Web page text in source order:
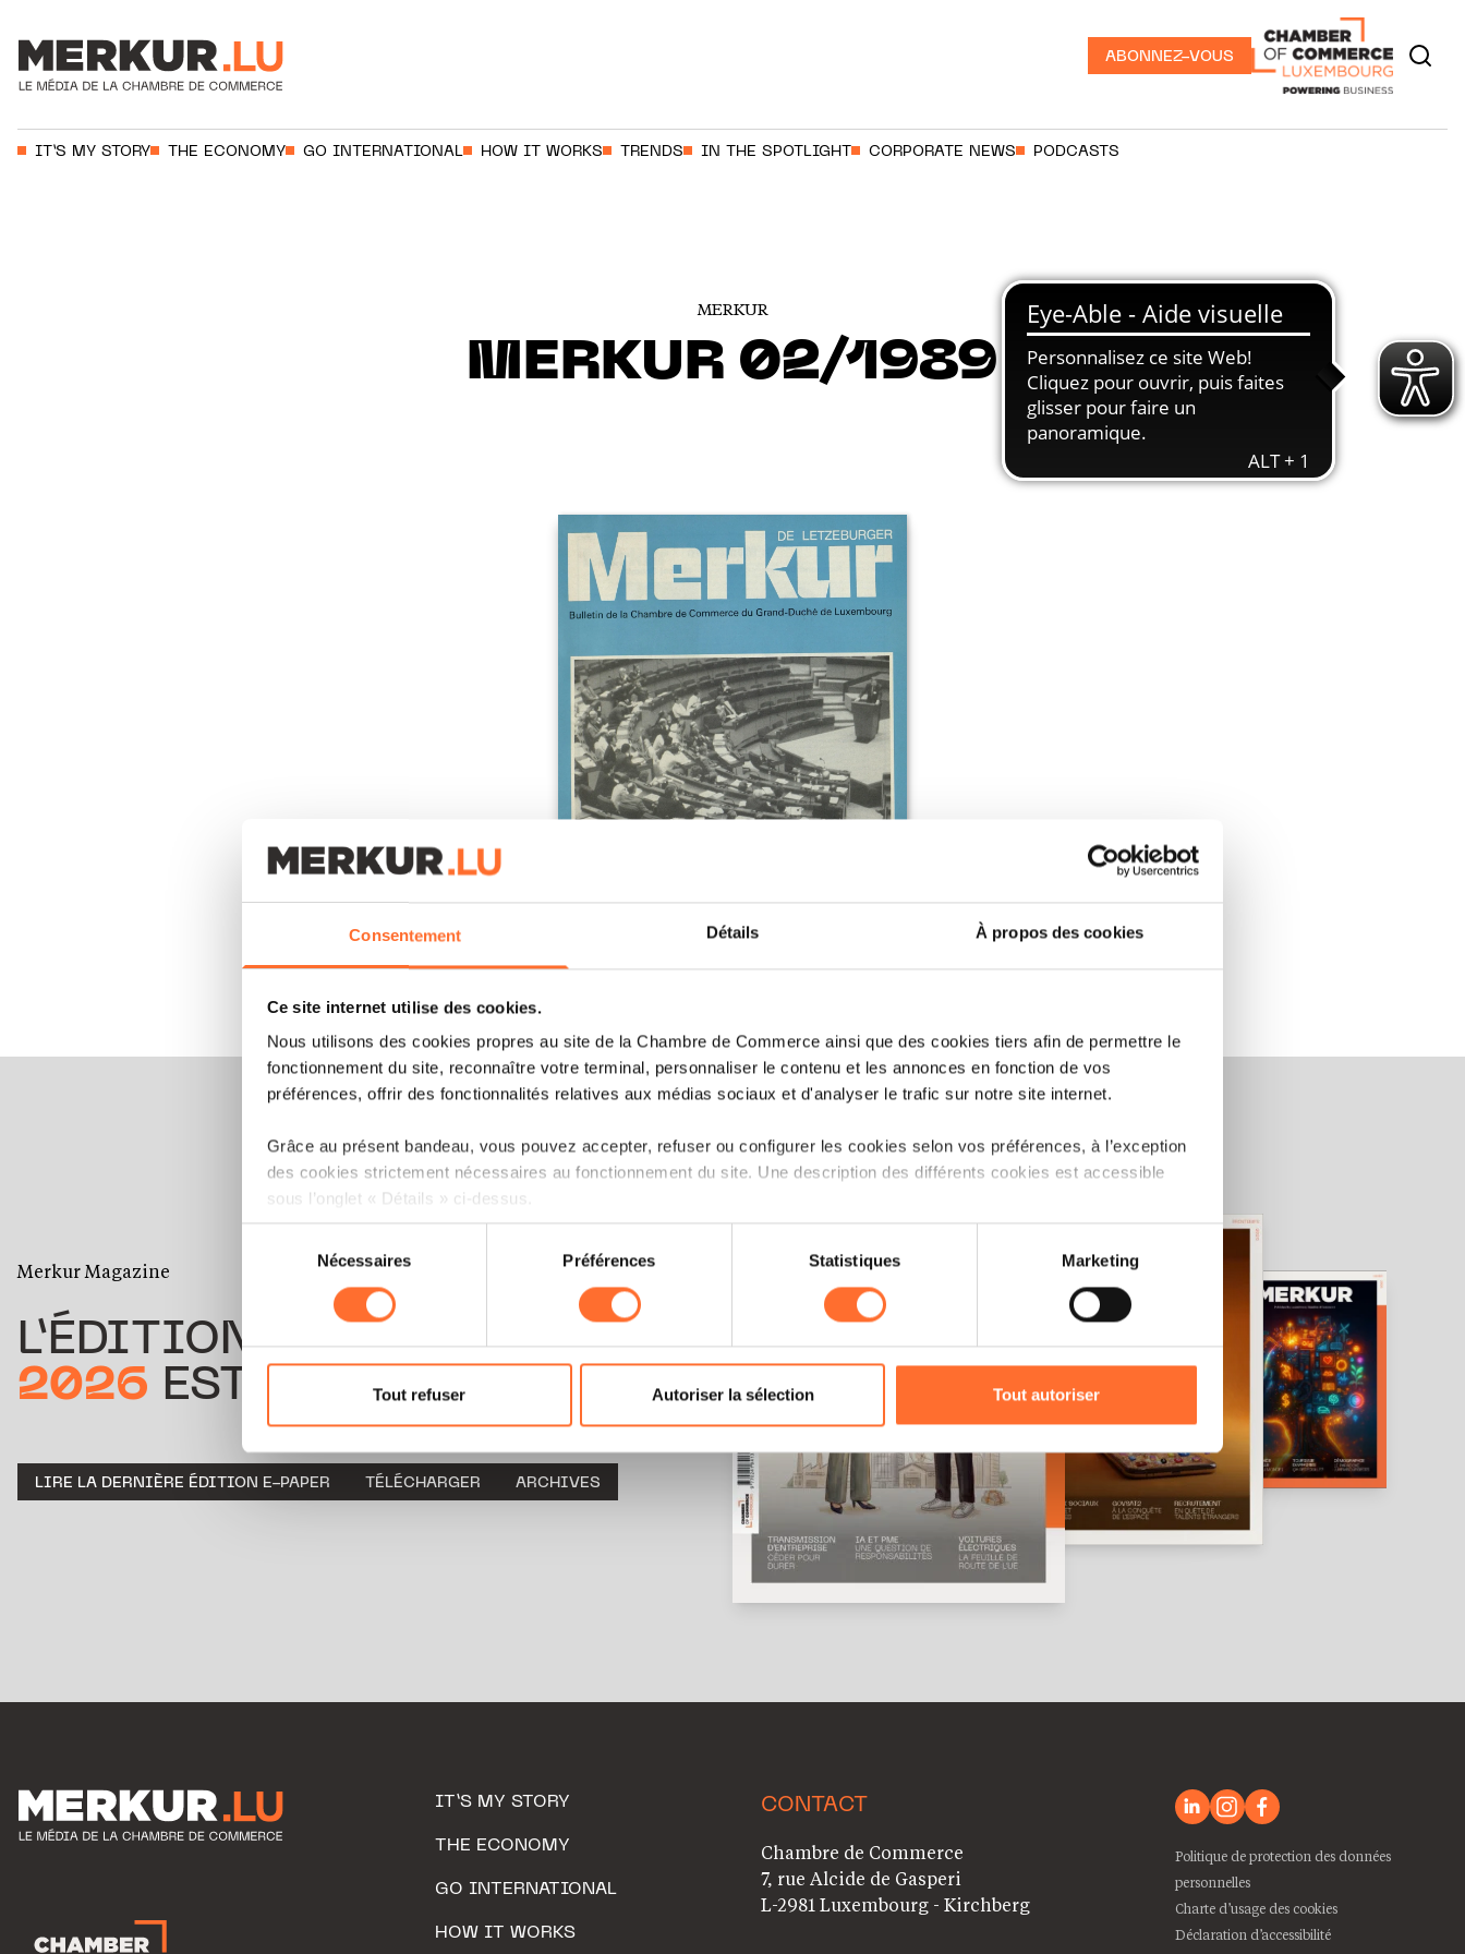
Consentement Détails À propos des cookies
Ce site internet utilise des cookies.
Nous utilisons des cookies propres au site de la Chambre de Commerce ainsi que des cookies tiers afin de permettre le
fonctionnement du site, reconnaître votre terminal, personnaliser le contenu et les annonces en fonction de vos
préférences, offrir des fonctionnalités relatives aux médias sociaux et d'analyser le trafic sur notre site internet.
Grâce au présent bandeau, vous pouvez accepter, refuser ou configurer les cookies selon vos préférences, à l’exception
des cookies strictement nécessaires au fonctionnement du site. Une description des différents cookies est accessible
sous l’onglet « Détails » ci-dessus.
Il est précisé que la navigation sur le site et certaines fonctionnalités (ex : lecture de vidéos, partage sur les réseaux
cas de refus de tous les cookies ou des cookies non nécessaires.
personnelles, vous pouvez consulter notreCharte d’usage des cookies et notrePolitique de protection des données
personnelles.
consentement
Nécessaires Préférences Statistiques Marketing
Tout refuser Autoriser la sélection Tout autoriser
ABONNEZ-VOUS
IT’S MY STORY THE ECONOMY GO INTERNATIONAL HOW IT WORKS TRENDS IN THE SPOTLIGHT CORPORATE NEWS PODCASTS
MERKUR
MERKUR 02/1989
Merkur Magazine
L’ÉDITIONÉTÉ
2026 EST DISPONIBLE !
LIRE LA DERNIÈRE ÉDITION E-PAPER TÉLÉCHARGER ARCHIVES
IT’S MY STORY
THE ECONOMY
GO INTERNATIONAL
HOW IT WORKS
CONTACT
Chambre de Commerce
7, rue Alcide de Gasperi
L-2981 Luxembourg - Kirchberg
Politique de protection des données
personnelles
Charte d’usage des cookies
Déclaration d’accessibilité